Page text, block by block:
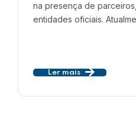
na presença de
entidades oficiais.
Ler mais